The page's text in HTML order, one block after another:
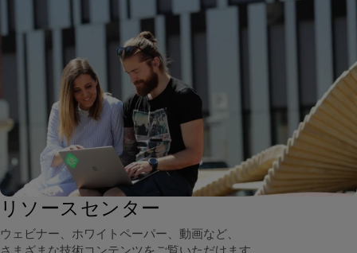
リソースセンター
ウェビナー、ホワイトペーパー、動画など、